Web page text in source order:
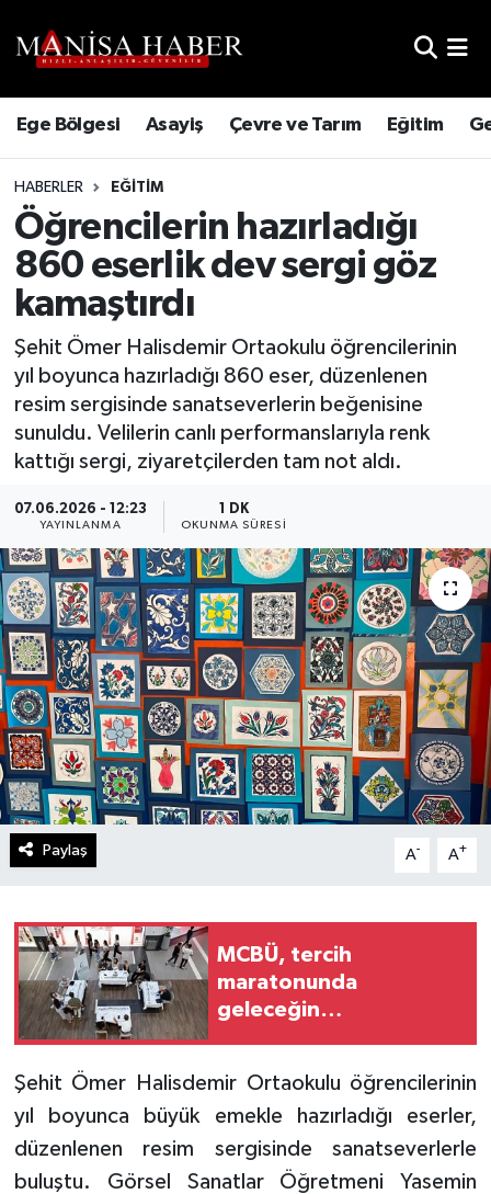
Ege Bölgesi Asayiş Çevre ve Tarım Eğitim
HABERLER EĞITIM
Öğrencilerin hazırladığı
860 eserlik dev sergi göz
kamaştırdı
Şehit Ömer Halisdemir Ortaokulu öğrencilerinin
yıl boyunca hazırladığı 860 eser, düzenlenen
resim sergisinde sanatseverlerin beğenisine
sunuldu. Velilerin canlı performanslarıyla renk
kattığı sergi, ziyaretçilerden tam not aldı.
07.06.2026 - 12:23
YAYINLANMA
1 DK
OKUNMA SÜRESI
Paylaş A- A+
MCBÜ, tercih
maratonunda
geleceğin
Şehit Ömer Halisdemir Ortaokulu öğrencilerinin
yıl boyunca büyük emekle hazırladığı eserler,
düzenlenen resim sergisinde sanatseverlerle
buluştu. Görsel Sanatlar Öğretmeni Yasemin
Trafik Durumu
Süper Lig Puan Durumu ve Fikstür
Tüm Manşetler
Son Dakika Haberleri